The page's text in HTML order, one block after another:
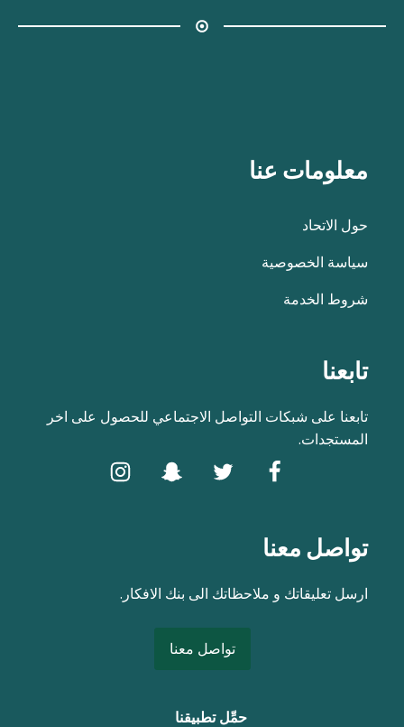
معلومات عنا
حول الاتحاد
سياسة الخصوصية
شروط الخدمة
تابعنا
تابعنا على شبكات التواصل الاجتماعي للحصول على اخر
المستجدات.
تواصل معنا
ارسل تعليقاتك و ملاحظاتك الى بنك الافكار.
تواصل معنا
حمِّل تطبيقنا